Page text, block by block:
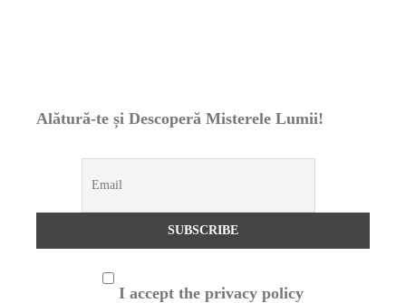
Alătură-te și Descoperă Misterele Lumii!
I accept the privacy policy